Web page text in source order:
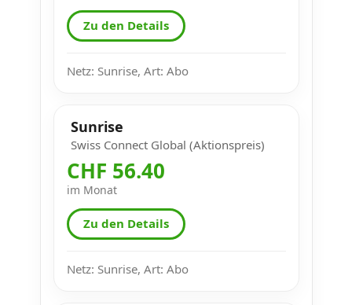
Zu den Details
Netz: Sunrise, Art: Abo
Sunrise
Swiss Connect Global (Aktionspreis)
CHF 56.40
im Monat
Zu den Details
Netz: Sunrise, Art: Abo